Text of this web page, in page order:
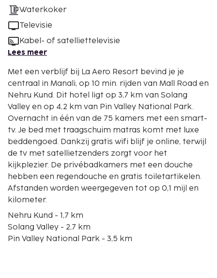
Waterkoker
Televisie
Kabel- of satelliettelevisie
Lees meer
Met een verblijf bij La Aero Resort bevind je je
centraal in Manali, op 10 min. rijden van Mall Road en
Nehru Kund. Dit hotel ligt op 3,7 km van Solang
Valley en op 4,2 km van Pin Valley National Park.
Overnacht in één van de 75 kamers met een smart-
tv. Je bed met traagschuim matras komt met luxe
beddengoed. Dankzij gratis wifi blijf je online, terwijl
de tv met satellietzenders zorgt voor het
kijkplezier. De privébadkamers met een douche
hebben een regendouche en gratis toiletartikelen.
Afstanden worden weergegeven tot op 0,1 mijl en
kilometer.
Nehru Kund - 1,7 km
Solang Valley - 2,7 km
Pin Valley National Park - 3,5 km